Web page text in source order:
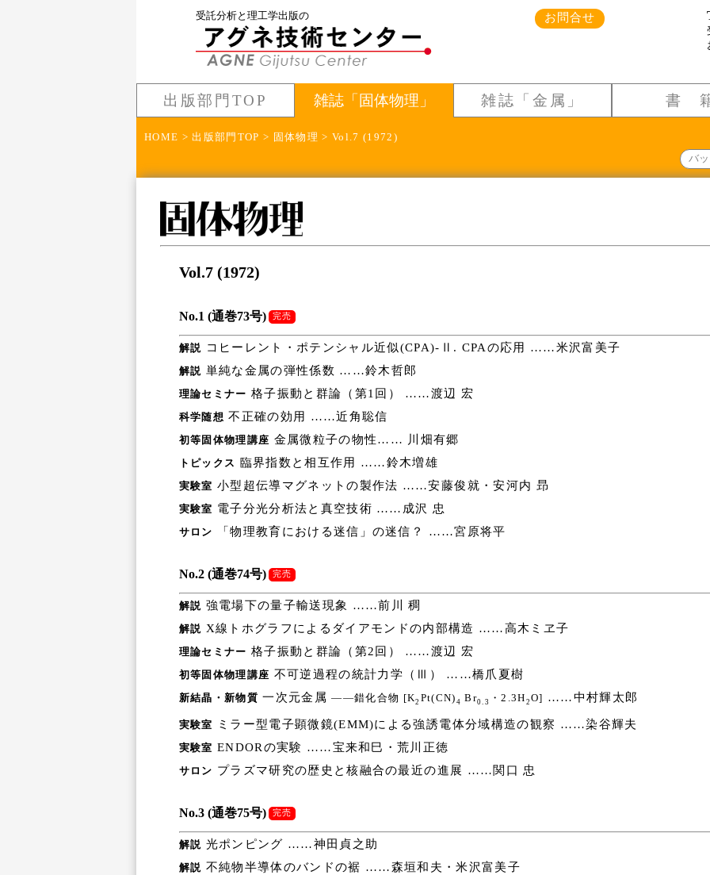
受託分析と理工学出版の お問合せ
出版部門TOP 雑誌「固体物理」 雑誌「金属」 書
HOME >出版部門TOP > 固体物理 > Vol.7 (1972)
バ
Vol.7 (1972)
No.1 (通巻73号) 完売
解説 コヒーレント・ポテンシャル近似(CPA)-Ⅱ. CPAの応用 ……米沢富美子
解説 単純な金属の弾性係数 ……鈴木哲郎
理論セミナー 格子振動と群論（第1回） ……渡辺 宏
科学随想 不正確の効用 ……近角聡信
初等固体物理講座 金属微粒子の物性…… 川畑有郷
トピックス 臨界指数と相互作用 ……鈴木増雄
実験室 小型超伝導マグネットの製作法 ……安藤俊就・安河内 昻
実験室 電子分光分析法と真空技術 ……成沢 忠
サロン 「物理教育における迷信」の迷信？ ……宮原将平
No.2 (通巻74号) 完売
解説 強電場下の量子輸送現象 ……前川 稠
解説 X線トホグラフによるダイアモンドの内部構造 ……高木ミヱ子
理論セミナー 格子振動と群論（第2回） ……渡辺 宏
初等固体物理講座 不可逆過程の統計力学（Ⅲ） ……橋爪夏樹
新結晶・新物質 一次元金属――錯化合物 [K2 Pt(CN) 4 Br0.3 ・2.3H 2 O] ……中村輝太郎
実験室 ミラー型電子顕微鏡(EMM)による強誘電体分域構造の観察 ……染谷輝夫
実験室 ENDORの実験 ……宝来和巳・荒川正徳
サロン プラズマ研究の歴史と核融合の最近の進展 ……関口 忠
No.3 (通巻75号) 完売
解説 光ポンピング ……神田貞之助
解説 不純物半導体のバンドの裾 ……森垣和夫・米沢富美子